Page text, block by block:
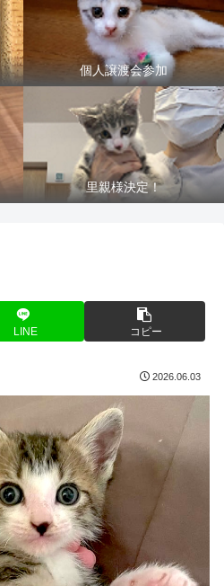
個人譲渡会参加
里親様決定！
LINE コピー
2026.06.03